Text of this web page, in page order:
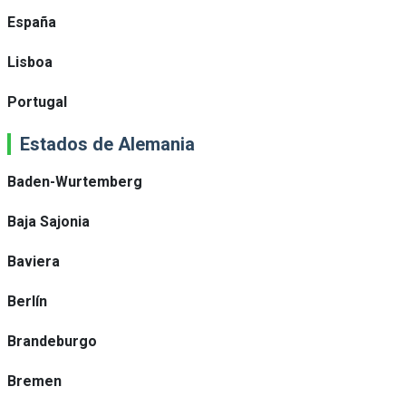
España
Lisboa
Portugal
Estados de Alemania
Baden-Wurtemberg
Baja Sajonia
Baviera
Berlín
Brandeburgo
Bremen